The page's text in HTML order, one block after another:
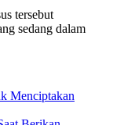
tersebut
sedang dalam
Menciptakan